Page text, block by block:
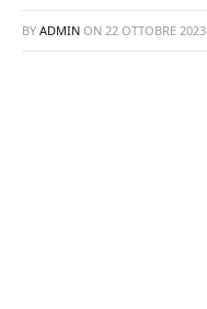
BY ADMIN ON 22 OTTOBRE 2023